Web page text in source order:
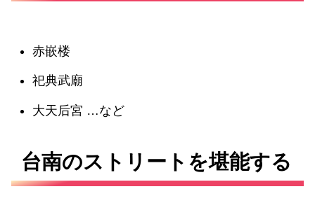
赤嵌楼
祀典武廟
大天后宮 …など
台南のストリートを堪能する